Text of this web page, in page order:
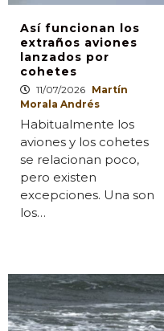
Así funcionan los
extraños aviones
lanzados por
cohetes
11/07/2026 Martín
Morala Andrés
Habitualmente los
aviones y los cohetes
se relacionan poco,
pero existen
excepciones. Una son
los…